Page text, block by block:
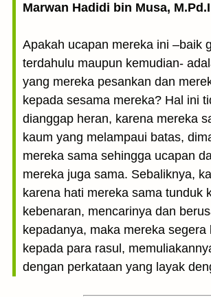
Marwan Hadidi bin Musa, M.Pd.I
Apakah ucapan mereka ini –baik
terdahulu maupun kemudian-
yang mereka pesankan dan
kepada sesama mereka? Hal ini
dianggap heran, karena mereka
kaum yang melampaui batas,
mereka sama sehingga ucapan
mereka juga sama. Sebaliknya,
karena hati mereka sama tunduk
kebenaran, mencarinya dan
kepadanya, maka mereka segera
kepada para rasul,
dengan perkataan yang layak